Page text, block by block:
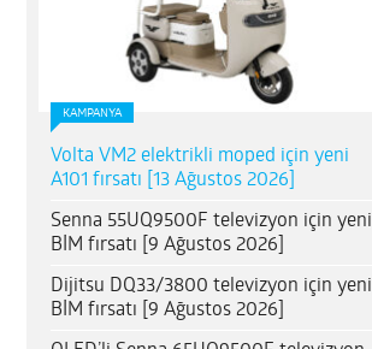
KAMPANYA
Volta VM2 elektrikli moped için yeni
A101 fırsatı [13 Ağustos 2026]
Senna 55UQ9500F televizyon için yeni
BİM fırsatı [9 Ağustos 2026]
Dijitsu DQ33/3800 televizyon için yeni
BİM fırsatı [9 Ağustos 2026]